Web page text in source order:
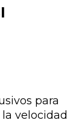
para
velocidad